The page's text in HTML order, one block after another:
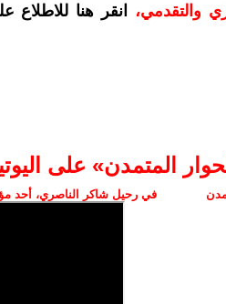
والتقدمي،
انقر هنا للاطلاع
المتمدن» على
في رحيل شاكر الناصري، أحد